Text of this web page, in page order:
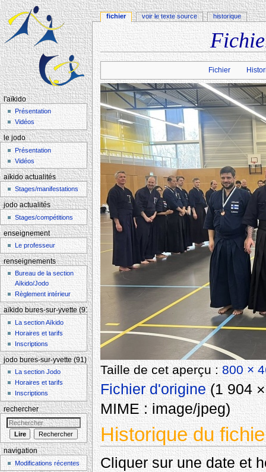
Aller à :navigation , rechercher
Fichier
Taille de cet aperçu :800 ×
Fichier d'origine‎(1 904
MIME :image/jpeg)
Historique du
Cliquer sur une date et
fichier voir le texte source historique
l'aïkido
Présentation
Vidéos
le jodo
Présentation
Vidéos
aïkido actualités
Stages/manifestations
jodo actualités
Stages/compétitions
enseignement
Le professeur
renseignements
Bureau de la section
Aïkido/Jodo
Règlement intérieur
aïkido bures-sur-yvette (91)
La section Aïkido
Horaires et tarifs
Inscriptions
jodo bures-sur-yvette (91)
La section Jodo
Horaires et tarifs
Inscriptions
rechercher
navigation
Modifications récentes